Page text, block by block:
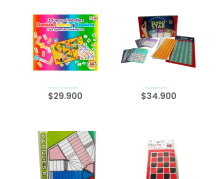
Domino Lotería y Escalera
$29.900
Bingo Star Angelito
$34.900